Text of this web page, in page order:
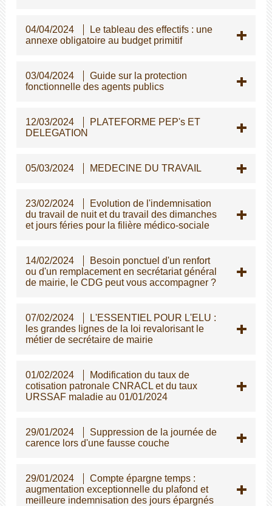
04/04/2024
Le tableau des effectifs : une
annexe obligatoire au budget primitif
03/04/2024
Guide sur la protection
fonctionnelle des agents publics
12/03/2024
PLATEFORME PEP's ET
DELEGATION
05/03/2024 MEDECINE DU TRAVAIL
23/02/2024
Evolution de l'indemnisation
du travail de nuit et du travail des dimanches
et jours féries pour la filière médico-sociale
14/02/2024
Besoin ponctuel d'un renfort
ou d'un remplacement en secrétariat général
de mairie, le CDG peut vous accompagner ?
07/02/2024
L'ESSENTIEL POUR L'ELU :
les grandes lignes de la loi revalorisant le
métier de secrétaire de mairie
01/02/2024
Modification du taux de
cotisation patronale CNRACL et du taux
URSSAF maladie au 01/01/2024
29/01/2024
Suppression de la journée de
carence lors d'une fausse couche
29/01/2024
Compte épargne temps :
augmentation exceptionnelle du plafond et
meilleure indemnisation des jours épargnés